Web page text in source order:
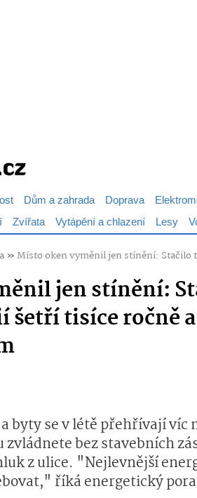
Dům a zahrada Doprava
Zvířata Vytápění a chlazení Lesy
»Místo oken vyměnil jen stínění: Stačilo
jen stínění:
šetří tisíce ročně
byty se v létě přehřívají víc
bez stavebních
z ulice. "Nejlevnější
říká energetický